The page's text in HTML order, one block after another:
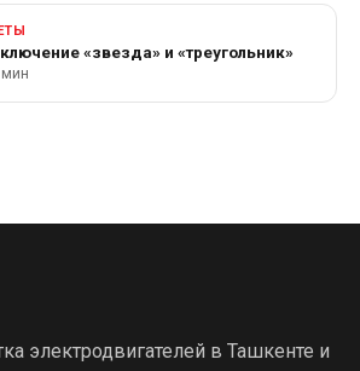
«звезда» и «треугольник»
электродвигателей в Ташкенте и